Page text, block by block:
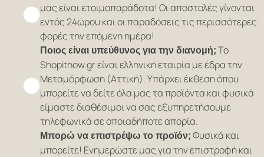
μας είναι ετοιμοπαράδοτα! Οι αποστολές γίνονται
εντός 24ώρου και οι παραδόσεις τις περισσότερες
φορές την επόμενη ημέρα!
Ποιος είναι υπεύθυνος για την διανομή; Το
Shopitnow.gr είναι ελληνική εταιρία με έδρα την
Μεταμόρφωση (Αττική). Υπάρχει έκθεση όπου
μπορείτε να δείτε όλα μας τα προϊόντα και φυσικά
είμαστε διαθέσιμοι να σας εξυπηρετήσουμε
τηλεφωνικά σε οποιαδήποτε απορία.
Μπορώ να επιστρέψω το προϊόν; Φυσικά και
μπορείτε! Ενημερώστε μας για την επιστροφή και